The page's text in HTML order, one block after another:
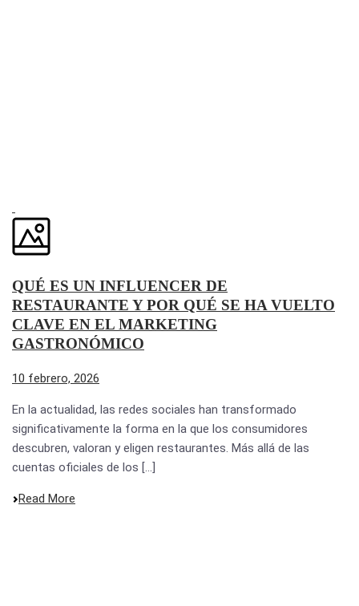
QUÉ ES UN INFLUENCER DE
RESTAURANTE Y POR QUÉ SE HA VUELTO
CLAVE EN EL MARKETING
GASTRONÓMICO
10 febrero, 2026
En la actualidad, las redes sociales han transformado
significativamente la forma en la que los consumidores
descubren, valoran y eligen restaurantes. Más allá de las
cuentas oficiales de los [...]
Read More